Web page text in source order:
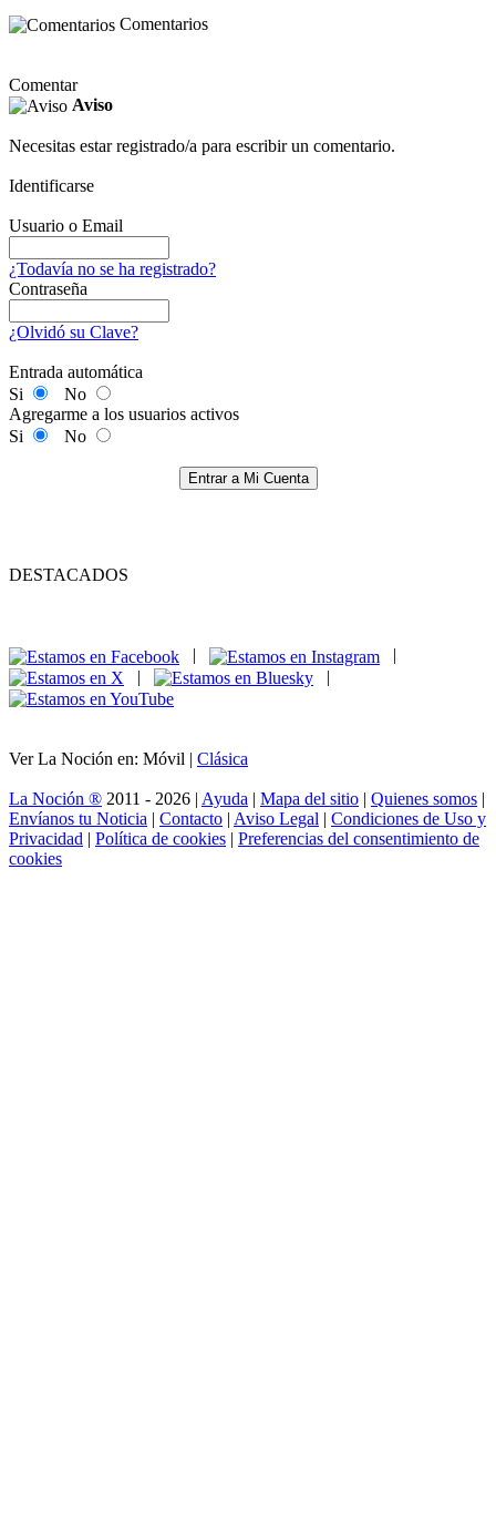
Comentarios
Comentar
Aviso
Necesitas estar registrado/a para escribir un comentario.
Identificarse
Usuario o Email
¿Todavía no se ha registrado?
Contraseña
¿Olvidó su Clave?
Entrada automática
Si
No
Agregarme a los usuarios activos
Si
No
Entrar a Mi Cuenta
DESTACADOS
|
|
Ver La Noción en: Móvil | Clásica
La Noción ® 2011 - 2026 | Ayuda | Mapa del sitio | Quienes somos |
Envíanos tu Noticia | Contacto | Aviso Legal | Condiciones de Uso y
Privacidad | Política de cookies | Preferencias del consentimiento de
cookies